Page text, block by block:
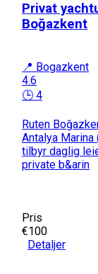
Privat
Boğazkent
📍 Bogazkent
4.6
🕒 4
Ruten
Antalya Marina
tilbyr daglig
private b&arin
Pris
€100
Detaljer